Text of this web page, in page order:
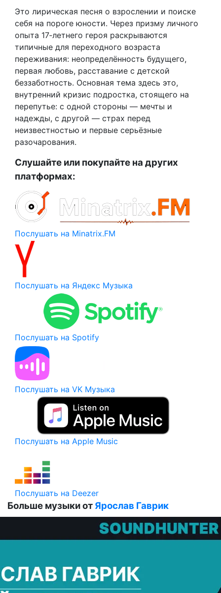
Это лирическая песня о взрослении и поиске
себя на пороге юности. Через призму личного
опыта 17‑летнего героя раскрываются
типичные для переходного возраста
переживания: неопределённость будущего,
первая любовь, расставание с детской
беззаботность. Основная тема здесь это,
внутренний кризис подростка, стоящего на
перепутье: с одной стороны — мечты и
надежды, с другой — страх перед
неизвестностью и первые серьёзные
разочарования.
Слушайте или покупайте на других
платформах:
Послушать на Minatrix.FM
Послушать на Яндекс Музыка
Послушать на Spotify
Послушать на VK Музыка
Послушать на Apple Music
Послушать на Deezer
Больше музыки от Ярослав Гаврик